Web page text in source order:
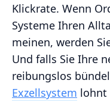
Klickrate. Wenn
Systeme Ihren
meinen, werden
Und falls Sie Ihre
reibungslos
Exzellsystem lohnt